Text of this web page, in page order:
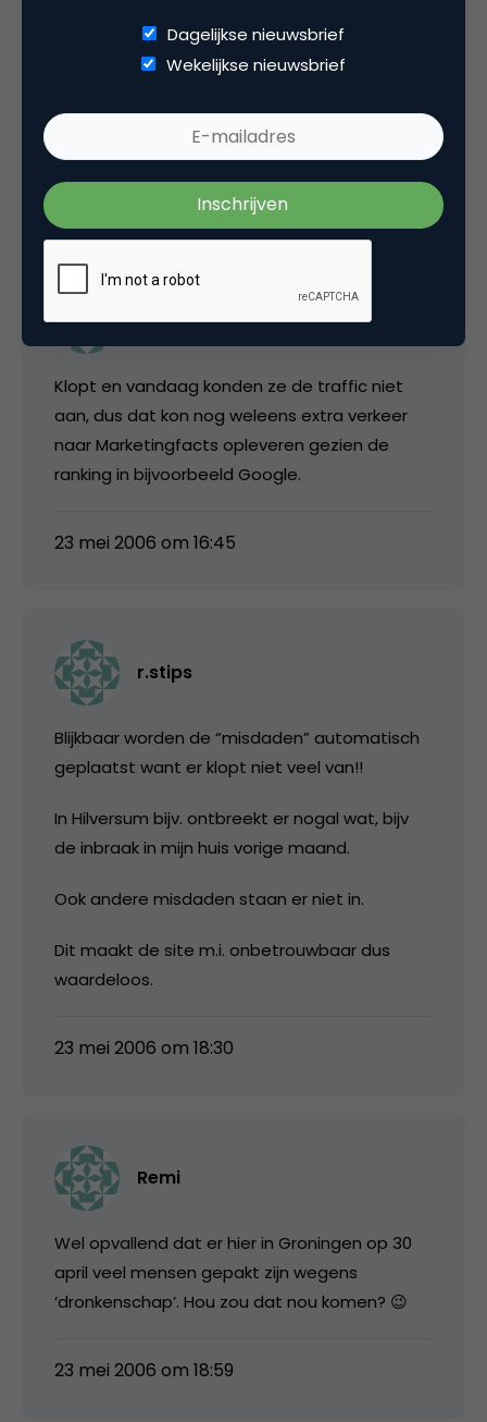
Bij mij werkt de .nl prima; sterker nog, ik zie dat
in Tilburg en in Roermond!?
23 mei 2006 om 15:58
evroekel
Klopt en vandaag konden ze de traffic niet
aan, dus dat kon nog weleens extra verkeer
naar Marketingfacts opleveren gezien de
ranking in bijvoorbeeld Google.
23 mei 2006 om 16:45
r.stips
Blijkbaar worden de “misdaden” automatisch
geplaatst want er klopt niet veel van!!
In Hilversum bijv. ontbreekt er nogal wat, bijv
de inbraak in mijn huis vorige maand.
Ook andere misdaden staan er niet in.
Dit maakt de site m.i. onbetrouwbaar dus
waardeloos.
23 mei 2006 om 18:30
Remi
Wel opvallend dat er hier in Groningen op 30
april veel mensen gepakt zijn wegens
‘dronkenschap’. Hou zou dat nou komen? 😉
23 mei 2006 om 18:59
Dagelijkse nieuwsbrief
Wekelijkse nieuwsbrief